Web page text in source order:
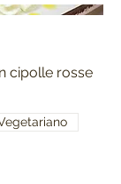
cipolle rosse